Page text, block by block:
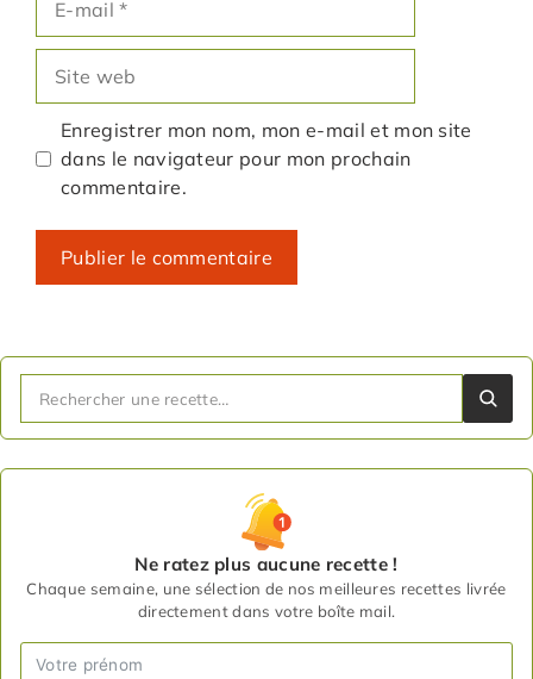
mail
web
Enregistrer mon nom, mon e-mail et mon site
dans le navigateur pour mon prochain
commentaire.
Ne ratez plus aucune recette !
Chaque semaine, une sélection de nos meilleures recettes livrée
directement dans votre boîte mail.